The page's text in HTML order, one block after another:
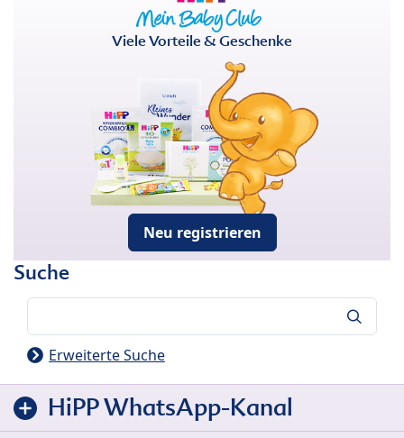
Viele Vorteile & Geschenke
Neu registrieren
Suche
Erweiterte Suche
HiPP WhatsApp-Kanal